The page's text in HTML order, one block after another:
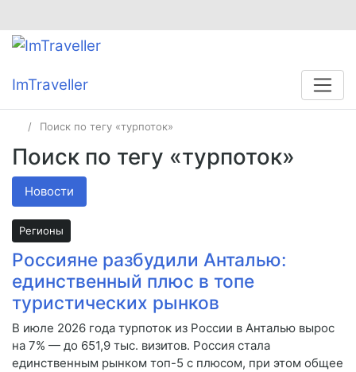
ImTraveller
Поиск по тегу «турпоток»
Поиск по тегу «турпоток»
Новости
Регионы
Россияне разбудили Анталью:
единственный плюс в топе
туристических рынков
В июле 2026 года турпоток из России в Анталью вырос
на 7% — до 651,9 тыс. визитов. Россия стала
единственным рынком топ-5 с плюсом, при этом общее